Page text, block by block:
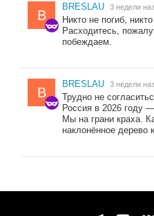
B
BRESLAU 3 недели
Никто не погиб,
Расходитесь,
побеждаем.
B
BRESLAU 3 недели
Трудно не
Россия в 2026 году
Мы на грани краха.
наклонённое дерево